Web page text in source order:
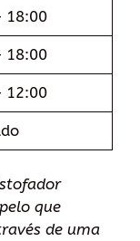
18:00
18:00
12:00
que
de uma